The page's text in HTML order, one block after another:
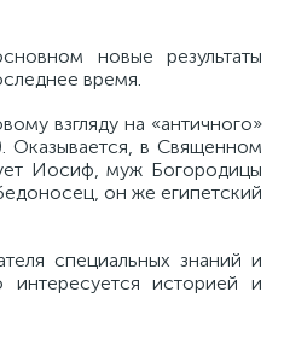
новые результаты
время.
взгляду на «античного»
Оказывается, в Священном
Иосиф, муж Богородицы
он же египетский
специальных знаний и
интересуется историей и